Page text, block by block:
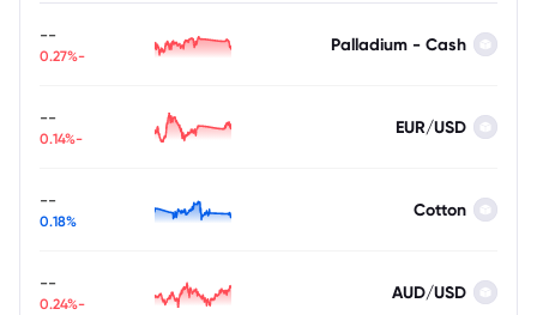
Palladium - Cash
--
-0.27%
EUR/USD
--
-0.14%
Cotton
--
0.18%
AUD/USD
--
-0.24%